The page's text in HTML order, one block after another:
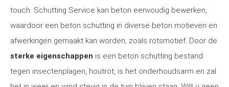
touch. Schutting Service kan beton eenvoudig bewerken,
waardoor een beton schutting in diverse beton motieven en
afwerkingen gemaakt kan worden, zoals rotsmotief. Door de
sterke eigenschappen is een beton schutting bestand
tegen insectenplagen, houtrot, is het onderhoudsarm en zal